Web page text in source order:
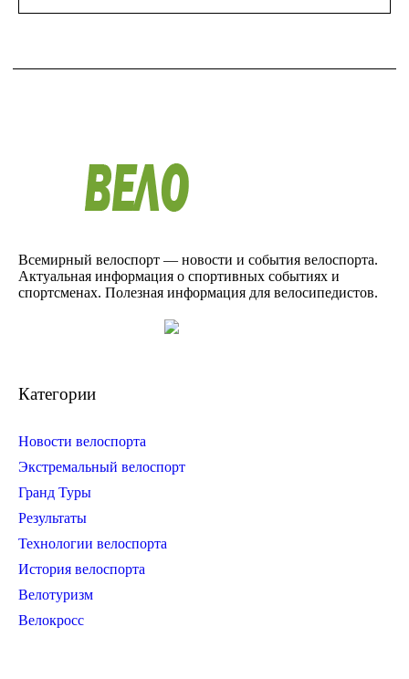
Всемирный велоспорт — новости и события велоспорта.
Актуальная информация о спортивных событиях и
спортсменах. Полезная информация для велосипедистов.
Категории
Новости велоспорта
Экстремальный велоспорт
Гранд Туры
Результаты
Технологии велоспорта
История велоспорта
Велотуризм
Велокросс